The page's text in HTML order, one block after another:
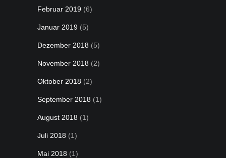
Februar 2019 (6)
Januar 2019 (5)
Dezember 2018 (5)
November 2018 (2)
Oktober 2018 (2)
September 2018 (1)
August 2018 (1)
Juli 2018 (1)
Mai 2018 (1)